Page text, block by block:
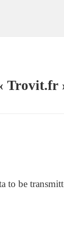
Trovit.fr
to be